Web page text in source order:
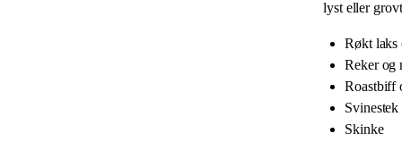
lyst eller
Røkt laks
Reker og
Roastbiff
Skinke